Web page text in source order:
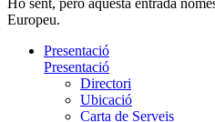
Europeu.
Presentació
Presentació
Directori
Ubicació
Carta de Serveis